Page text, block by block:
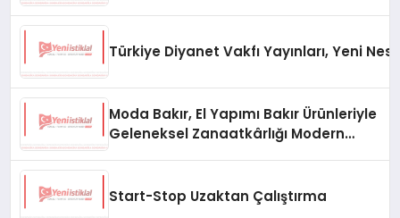
Türkiye Diyanet Vakfı Yayınları, Yeni
Moda Bakır, El Yapımı Bakır Ürünleriyle
Geleneksel Zanaatkârlığı Modern
Start-Stop Uzaktan Çalıştırma